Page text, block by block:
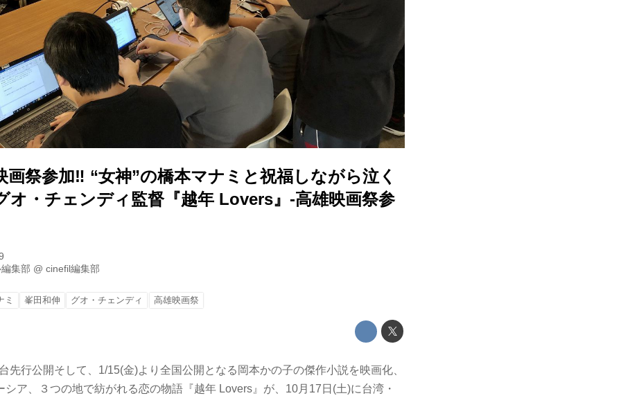
画祭参加‼ “女神”の橋本マナミと祝福しながら泣く
オ・チェンディ監督『越年 Lovers』-高雄映画祭参
集部 @cinefil編集部
ミ 峯田和伸 グオ・チェンディ 高雄映画祭
先行公開そして、1/15(金)より全国公開となる岡本かの子の傑作小説を映画化、
シア、３つの地で紡がれる恋の物語『越年 Lovers』が、10月17日(土)に台湾・